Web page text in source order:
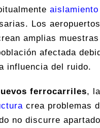
aislamiento
Los
amplias muestras
afectada
influencia del ruido.
ferrocarriles, la
crea problemas
no discurre apartado